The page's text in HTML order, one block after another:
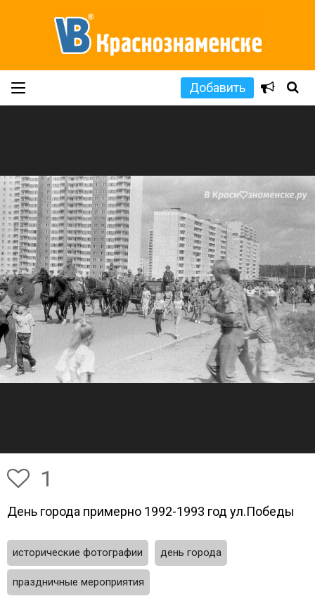
Добавить
1
День города примерно 1992-1993 год ул.Победы
исторические фотографии день города
праздничные мероприятия